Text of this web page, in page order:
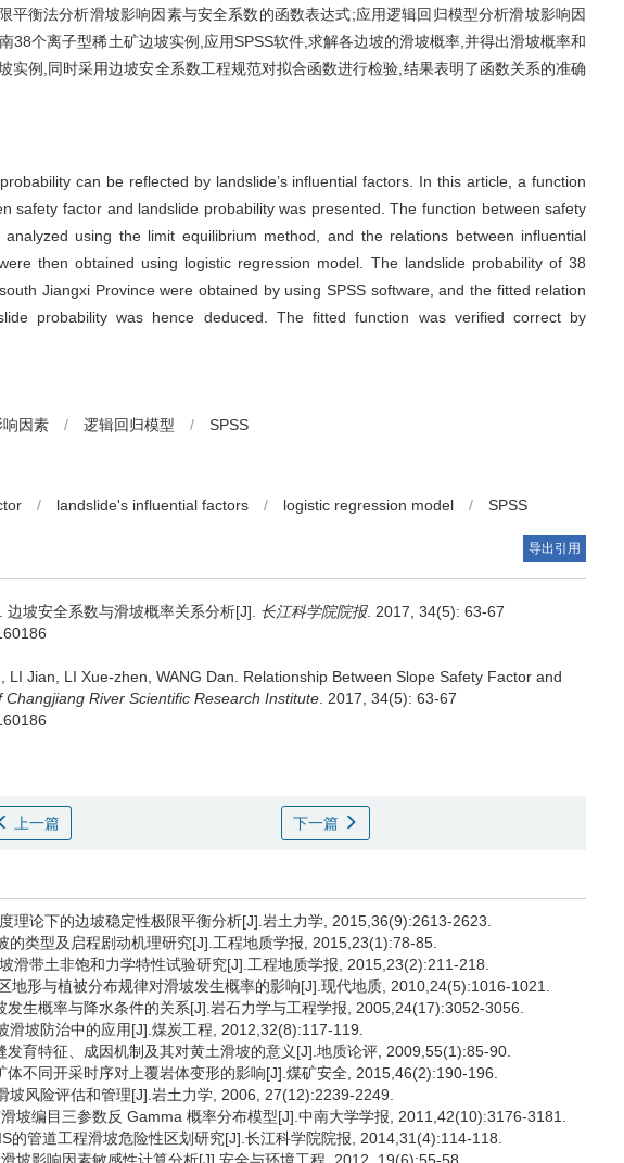
平衡法分析滑坡影响因素与安全系数的函数表达式;应用逻辑回归模型分析滑坡影响因
38个离子型稀土矿边坡实例,应用SPSS软件,求解各边坡的滑坡概率,并得出滑坡概率和
实例,同时采用边坡安全系数工程规范对拟合函数进行检验,结果表明了函数关系的准确
can be reflected by landslide’s influential factors. In this article, a function
safety factor and landslide probability was presented. The function between safety
using the limit equilibrium method, and the relations between influential
then obtained using logistic regression model. The landslide probability of 38
Jiangxi Province were obtained by using SPSS software, and the fitted relation
probability was hence deduced. The fitted function was verified correct by
因素 / 逻辑回归模型 / SPSS
/ landslide's influential factors / logistic regression model / SPSS
导出引用
边坡安全系数与滑坡概率关系分析[J]. 长江科学院院报. 2017, 34(5): 63-67
LI Jian, LI Xue-zhen, WANG Dan. Relationship Between Slope Safety Factor and
Changjiang River Scientific Research Institute . 2017, 34(5): 63-67
上一篇 下一篇
理论下的边坡稳定性极限平衡分析[J].岩土力学, 2015,36(9):2613-2623.
的类型及启程剧动机理研究[J].工程地质学报, 2015,23(1):78-85.
滑带土非饱和力学特性试验研究[J].工程地质学报, 2015,23(2):211-218.
地形与植被分布规律对滑坡发生概率的影响[J].现代地质, 2010,24(5):1016-1021.
生概率与降水条件的关系[J].岩石力学与工程学报, 2005,24(17):3052-3056.
滑坡防治中的应用[J].煤炭工程, 2012,32(8):117-119.
育特征、成因机制及其对黄土滑坡的意义[J].地质论评, 2009,55(1):85-90.
不同开采时序对上覆岩体变形的影响[J].煤矿安全, 2015,46(2):190-196.
坡风险评估和管理[J].岩土力学, 2006, 27(12):2239-2249.
坡编目三参数反 Gamma 概率分布模型[J].中南大学学报, 2011,42(10):3176-3181.
的管道工程滑坡危险性区划研究[J].长江科学院院报, 2014,31(4):114-118.